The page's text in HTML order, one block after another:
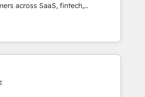
30+ industries • Proprietary
• Multilingual team:
& Italian 👉 Grow
HubSpot.
across SaaS, fintech,
and other industries. With
experts, we deliver scalable
GTM and RevOps challenges.
Migrations: Move